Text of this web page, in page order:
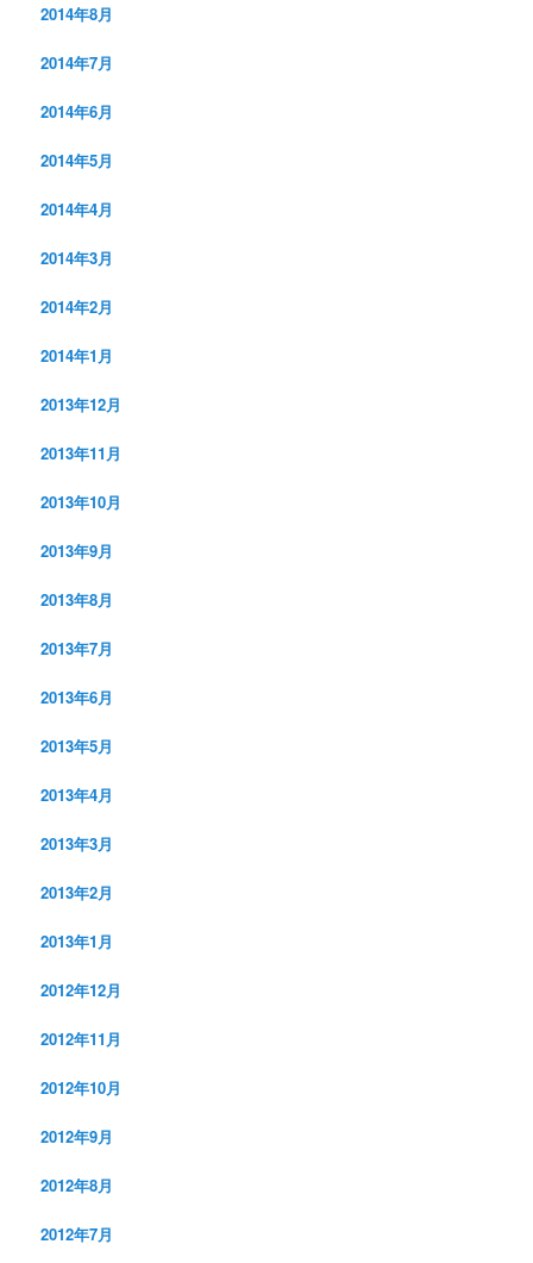
2014年8月
2014年7月
2014年6月
2014年5月
2014年4月
2014年3月
2014年2月
2014年1月
2013年12月
2013年11月
2013年10月
2013年9月
2013年8月
2013年7月
2013年6月
2013年5月
2013年4月
2013年3月
2013年2月
2013年1月
2012年12月
2012年11月
2012年10月
2012年9月
2012年8月
2012年7月